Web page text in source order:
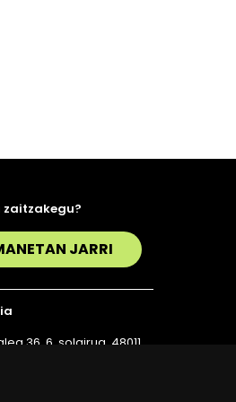
JARRI
36, 6. solairua, 48011